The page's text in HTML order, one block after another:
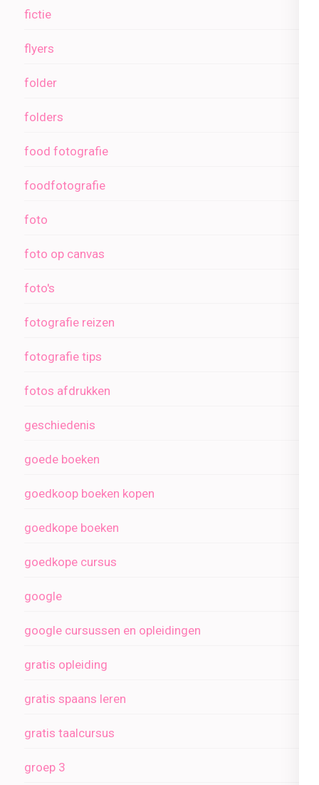
fictie
flyers
folder
folders
food fotografie
foodfotografie
foto
foto op canvas
foto's
fotografie reizen
fotografie tips
fotos afdrukken
geschiedenis
goede boeken
goedkoop boeken kopen
goedkope boeken
goedkope cursus
google
google cursussen en opleidingen
gratis opleiding
gratis spaans leren
gratis taalcursus
groep 3